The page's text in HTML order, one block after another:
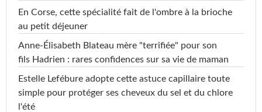
En Corse, cette spécialité fait de l'ombre à la brioche
au petit déjeuner
Anne-Élisabeth Blateau mère "terrifiée" pour son
fils Hadrien : rares confidences sur sa vie de maman
Estelle Lefébure adopte cette astuce capillaire toute
simple pour protéger ses cheveux du sel et du chlore
l'été